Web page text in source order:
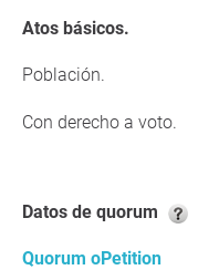
Atos básicos.
Población.
Con derecho a voto.
Datos de quorum
Quorum oPetition